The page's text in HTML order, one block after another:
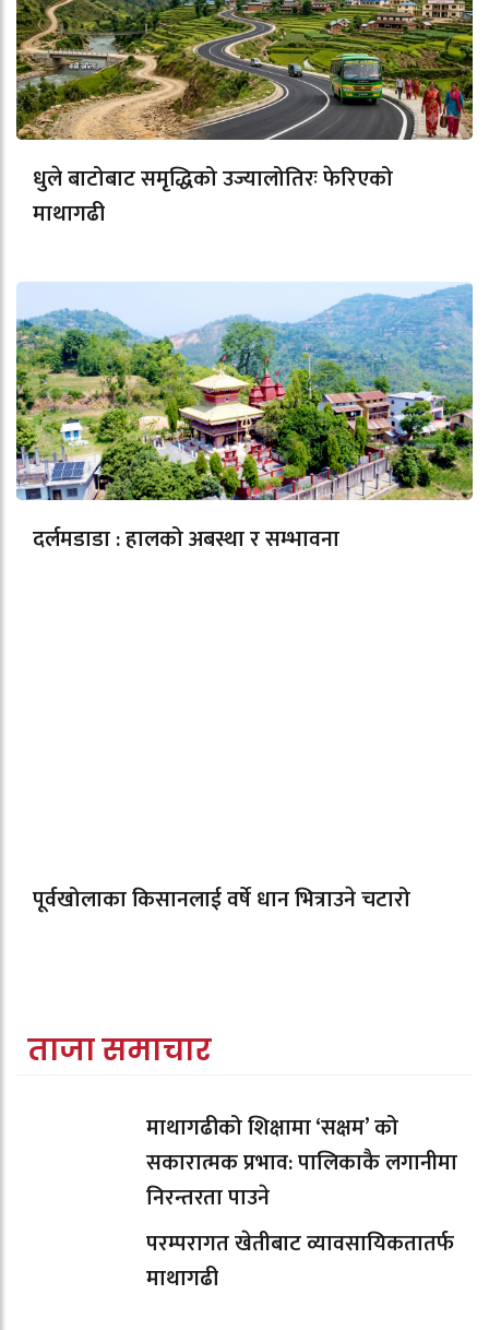
धुले बाटोबाट समृद्धिको उज्यालोतिरः फेरिएको
माथागढी
दर्लमडाडा : हालको अबस्था र सम्भावना
पूर्वखोलाका किसानलाई वर्षे धान भित्राउने चटारो
ताजा समाचार
माथागढीको शिक्षामा ‘सक्षम’ को
सकारात्मक प्रभाव: पालिकाकै लगानीमा
निरन्तरता पाउने
परम्परागत खेतीबाट व्यावसायिकतातर्फ
माथागढी